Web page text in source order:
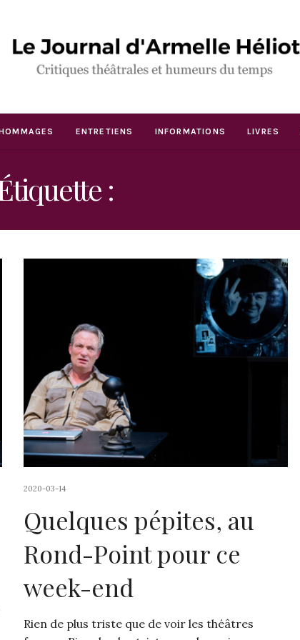
ENTRETIENS INFORMATIONS LIVRES
:
2020-03-14
Quelques pépites, au
Rond-Point pour ce
week-end
Rien de plus triste que de voir les théâtres